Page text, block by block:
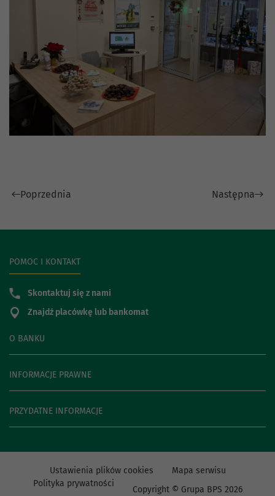
Poprzednia Następna
O BANKU
INFORMACJE PRAWNE
PRZYDATNE INFORMACJE
POMOC I KONTAKT
Skontaktuj się z nami
Znajdź placówkę lub bankomat
Ustawienia plików cookies
Mapa serwisu
Polityka prywatności
Copyright © Grupa BPS 2026